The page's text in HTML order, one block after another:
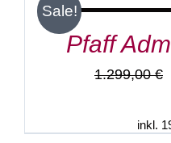
Sale!
Pfaff
1.299,00€
inkl.